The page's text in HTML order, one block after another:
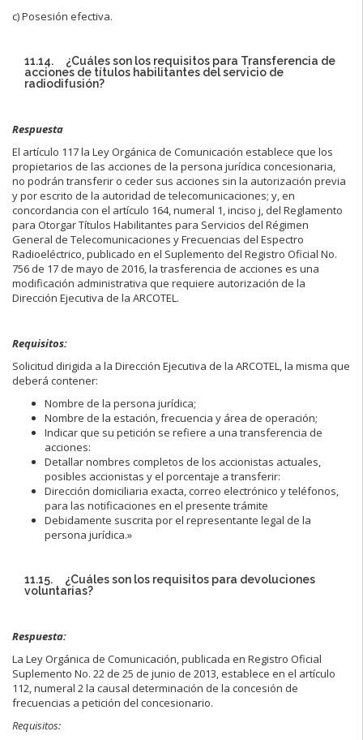
c) Posesión efectiva.
11.14. ¿Cuáles son los requisitos para Transferencia de
acciones de títulos habilitantes del servicio de
radiodifusión?
Respuesta
El artículo 117 la Ley Orgánica de Comunicación establece que los
propietarios de las acciones de la persona jurídica concesionaria,
no podrán transferir o ceder sus acciones sin la autorización previa
y por escrito de la autoridad de telecomunicaciones; y, en
concordancia con el artículo 164, numeral 1, inciso j, del Reglamento
para Otorgar Títulos Habilitantes para Servicios del Régimen
General de Telecomunicaciones y Frecuencias del Espectro
Radioeléctrico, publicado en el Suplemento del Registro Oficial No.
756 de 17 de mayo de 2016, la trasferencia de acciones es una
modificación administrativa que requiere autorización de la
Dirección Ejecutiva de la ARCOTEL.
Requisitos:
Solicitud dirigida a la Dirección Ejecutiva de la ARCOTEL, la misma que
deberá contener:
Nombre de la persona jurídica;
Nombre de la estación, frecuencia y área de operación;
Indicar que su petición se refiere a una transferencia de
acciones:
Detallar nombres completos de los accionistas actuales,
posibles accionistas y el porcentaje a transferir:
Dirección domiciliaria exacta, correo electrónico y teléfonos,
para las notificaciones en el presente trámite
Debidamente suscrita por el representante legal de la
persona jurídica.»
11.15. ¿Cuáles son los requisitos para devoluciones
voluntarias?
Respuesta:
La Ley Orgánica de Comunicación, publicada en Registro Oficial
Suplemento No. 22 de 25 de junio de 2013, establece en el artículo
112, numeral 2 la causal determinación de la concesión de
frecuencias a petición del concesionario.
Requisitos: